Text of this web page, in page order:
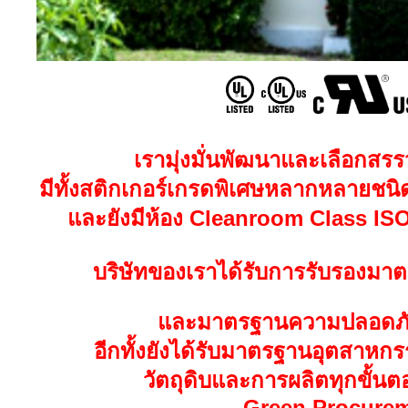
เรามุ่งมั่นพัฒนาและเลือกสร
มีทั้งสติกเกอร์เกรดพิเศษหลากหลายช
และยังมีห้อง Cleanroom Class
บริษัทของเราได้รับการรับรองมา
และมาตรฐานความปลอด
อีกทั้งยังได้รับมาตรฐานอุตสาหก
วัตถุดิบและการผลิตทุกขั้นต